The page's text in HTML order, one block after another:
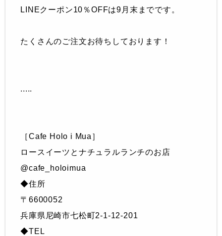
LINEクーポン10％OFFは9月末までです。
たくさんのご注文お待ちしております！
.....
［Cafe Holo i Mua］
ロースイーツとナチュラルランチのお店
@cafe_holoimua
◆住所
〒6600052
兵庫県尼崎市七松町2-1-12-201
◆TEL